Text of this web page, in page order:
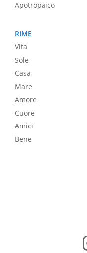
Apotropaico
RIME
Vita
Sole
Casa
Mare
Amore
Cuore
Amici
Bene